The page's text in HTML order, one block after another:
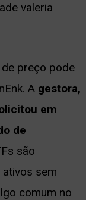
valeria
preço pode
Agestora,
em
de
são
sem
comum no